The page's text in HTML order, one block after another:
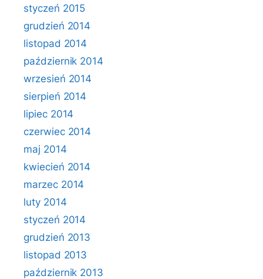
styczeń 2015
grudzień 2014
listopad 2014
październik 2014
wrzesień 2014
sierpień 2014
lipiec 2014
czerwiec 2014
maj 2014
kwiecień 2014
marzec 2014
luty 2014
styczeń 2014
grudzień 2013
listopad 2013
październik 2013